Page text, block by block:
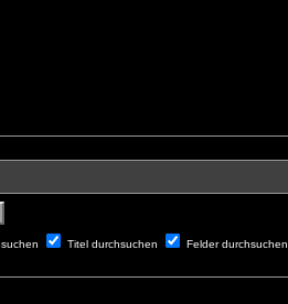
Titel durchsuchen
Felder durchsuchen